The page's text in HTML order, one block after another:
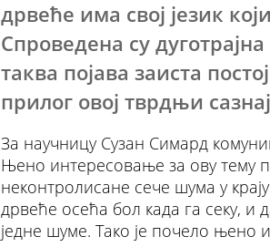
дрвеће има свој језик
Спроведена су
таква појава заиста
прилог овој тврдњи
За научницу Сузан Симард
Њено интересовање за ову тему
неконтролисане сече шума у
дрвеће осећа бол када га секу, и
једне шуме. Тако је почело њено